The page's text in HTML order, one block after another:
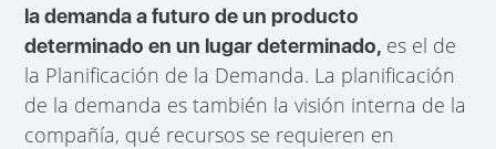
la demanda a futuro de un producto
determinado en un lugar determinado, es el de
la Planificación de la Demanda. La planificación
de la demanda es también la visión interna de la
compañía, qué recursos se requieren en